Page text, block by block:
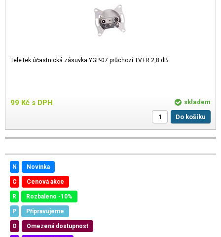
TeleTek účastnická zásuvka YGP-07 průchozí TV+R 2,8 dB
99 Kč s DPH
skladem
Do košíku
N Novinka
C Cenová akce
R Rozbaleno -10%
P Připravujeme
O Omezená dostupnost